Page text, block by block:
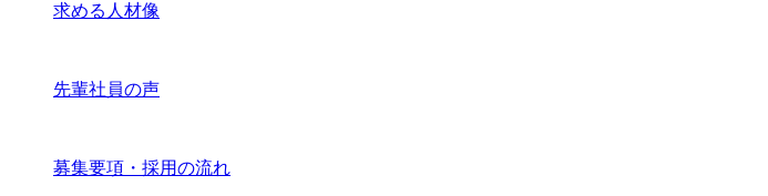
求める人材像
先輩社員の声
募集要項・採用の流れ